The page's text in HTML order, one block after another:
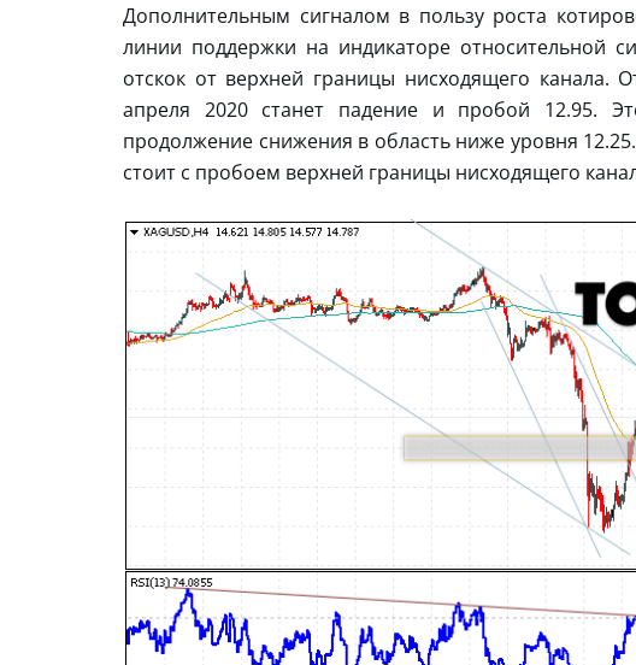
Дополнительным сигналом в пользу роста
линии поддержки на индикаторе относительной
отскок от верхней границы нисходящего
апреля 2020 станет падение и пробой 12.95.
продолжение снижения в область ниже уровня
стоит с пробоем верхней границы нисходящего